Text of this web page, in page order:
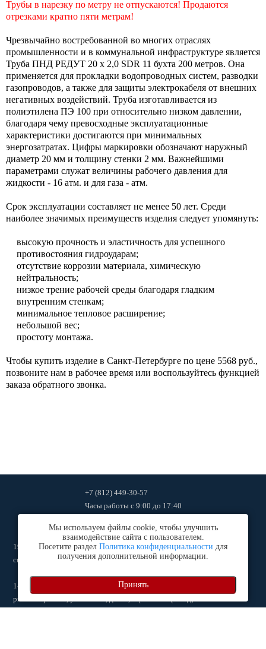
Трубы в нарезку по метру не отпускаются! Продаются
отрезками кратно пяти метрам!
Чрезвычайно востребованной во многих отраслях
промышленности и в коммунальной инфраструктуре является
Труба ПНД РЕДУТ 20 х 2,0 SDR 11 бухта 200 метров. Она
применяется для прокладки водопроводных систем, разводки
газопроводов, а также для защиты электрокабеля от внешних
негативных воздействий. Труба изготавливается из
полиэтилена ПЭ 100 при относительно низком давлении,
благодаря чему превосходные эксплуатационные
характеристики достигаются при минимальных
энергозатратах. Цифры маркировки обозначают наружный
диаметр 20 мм и толщину стенки 2 мм. Важнейшими
параметрами служат величины рабочего давления для
жидкости - 16 атм. и для газа - атм.
Срок эксплуатации составляет не менее 50 лет. Среди
наиболее значимых преимуществ изделия следует упомянуть:
высокую прочность и эластичность для успешного
противостояния гидроударам;
отсутствие коррозии материала, химическую
нейтральность;
низкое трение рабочей среды благодаря гладким
внутренним стенкам;
минимальное тепловое расширение;
небольшой вес;
простоту монтажа.
Чтобы купить изделие в Санкт-Петербурге по цене 5568 руб.,
позвоните нам в рабочее время или воспользуйтесь функцией
заказа обратного звонка.
+7 (812) 449-30-57
Часы работы с 9:00 до 17:40
192102 , г.Санкт-Петербург,ул. Салова дом 53, к. 1, оф. 27 (офис и
склад)
140060 Люберцы,
рп Октябрьский, ул. Ленина, дом 1, строение 1 (склад)
Мы используем файлы cookie, чтобы улучшить
взаимодействие сайта с пользователем.
Посетите раздел Политика конфиденциальности для
получения дополнительной информации.
Принять